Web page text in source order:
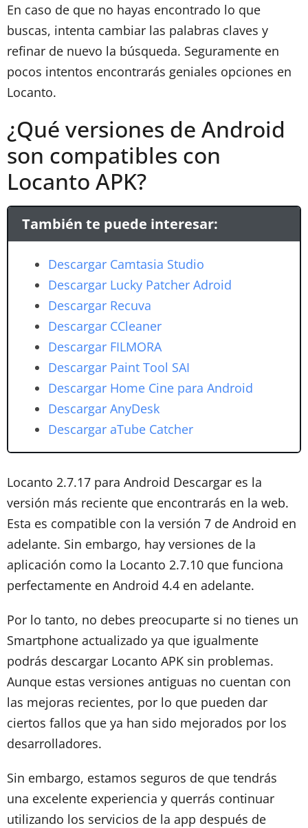
En caso de que no hayas encontrado lo que
buscas, intenta cambiar las palabras claves y
refinar de nuevo la búsqueda. Seguramente en
pocos intentos encontrarás geniales opciones en
Locanto.
¿Qué versiones de Android
son compatibles con
Locanto APK?
También te puede interesar:
Descargar Camtasia Studio
Descargar Lucky Patcher Adroid
Descargar Recuva
Descargar CCleaner
Descargar FILMORA
Descargar Paint Tool SAI
Descargar Home Cine para Android
Descargar AnyDesk
Descargar aTube Catcher
Locanto 2.7.17 para Android Descargar es la
versión más reciente que encontrarás en la web.
Esta es compatible con la versión 7 de Android en
adelante. Sin embargo, hay versiones de la
aplicación como la Locanto 2.7.10 que funciona
perfectamente en Android 4.4 en adelante.
Por lo tanto, no debes preocuparte si no tienes un
Smartphone actualizado ya que igualmente
podrás descargar Locanto APK sin problemas.
Aunque estas versiones antiguas no cuentan con
las mejoras recientes, por lo que pueden dar
ciertos fallos que ya han sido mejorados por los
desarrolladores.
Sin embargo, estamos seguros de que tendrás
una excelente experiencia y querrás continuar
utilizando los servicios de la app después de